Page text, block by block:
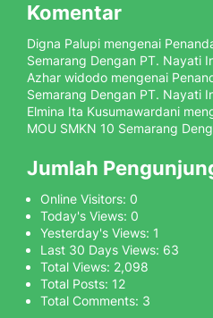
Komentar
Digna Palupi mengenai
Semarang Dengan PT. Nayati
Azhar widodo mengenai
Semarang Dengan PT. Nayati
Elmina Ita Kusumawardani
MOU SMKN 10 Semarang
Jumlah
Online Visitors: 0
Today's Views: 0
Yesterday's Views: 1
Last 30 Days Views: 63
Total Views: 2,098
Total Posts: 12
Total Comments: 3